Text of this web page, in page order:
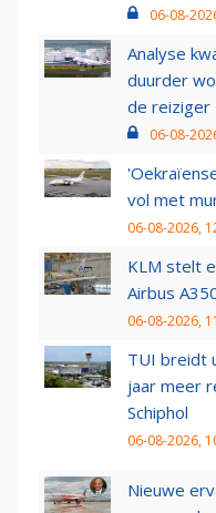
06-08-
Analyse
duurder
de reiziger
06-08-
vol met
06-08-2026,
KLM stelt
Airbus
06-08-2026,
TUI breidt
jaar meer
Schiphol
06-08-2026,
Nieuwe